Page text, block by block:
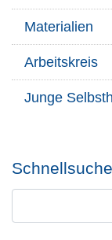
Materialien
Arbeitskreis
Junge
Schnellsuche